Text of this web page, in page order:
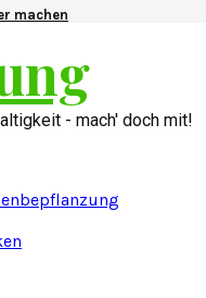
machen
- mach' doch mit!